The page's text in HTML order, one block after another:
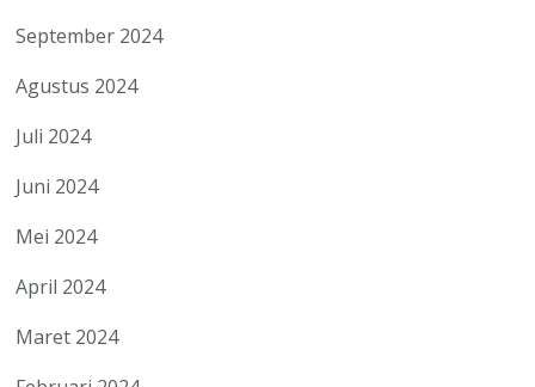
September 2024
Agustus 2024
Juli 2024
Juni 2024
Mei 2024
April 2024
Maret 2024